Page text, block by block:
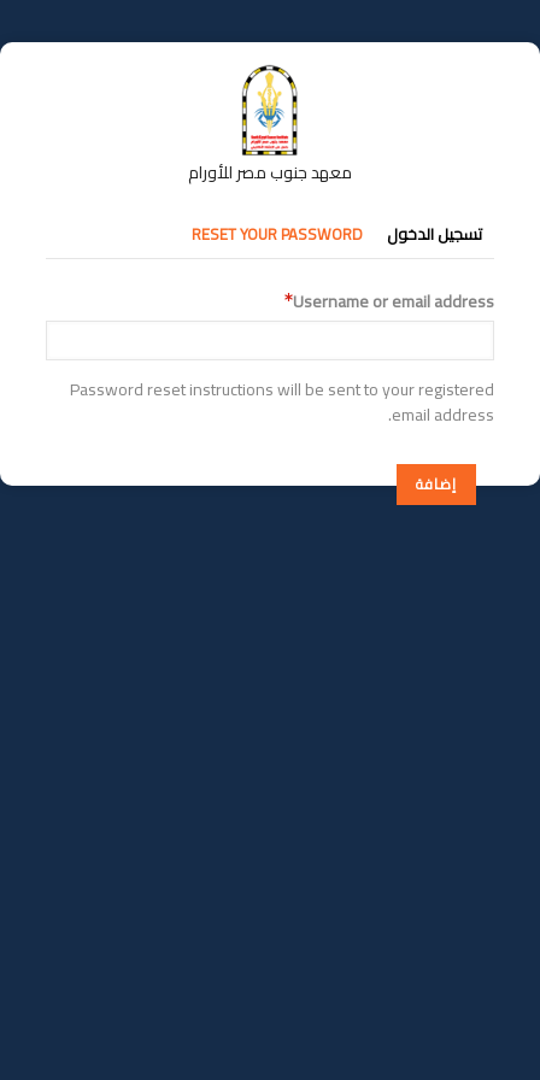
إلى
المحتوى
معهد جنوب مصر للأورام
التبويبات
الأساسية
تسجيل الدخول RESET YOUR PASSWORD
Username or email address
Password reset instructions will be sent to your registered
email address.